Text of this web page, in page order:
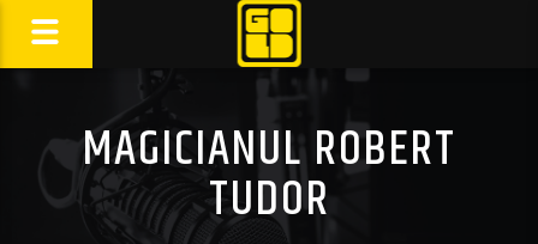
MAGICIANUL ROBERT
TUDOR